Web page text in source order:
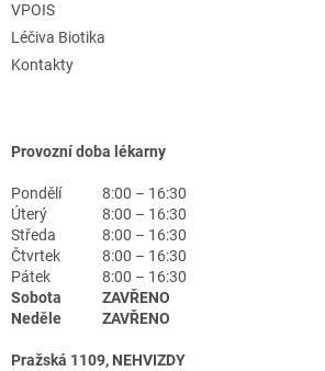
VPOIS
Léčiva Biotika
Kontakty
Provozní doba lékarny
Pondělí
8:00 – 16:30
Úterý
8:00 – 16:30
Středa
8:00 – 16:30
Čtvrtek
8:00 – 16:30
Pátek
8:00 – 16:30
Sobota
ZAVŘENO
Neděle
ZAVŘENO
Pražská 1109, NEHVIZDY